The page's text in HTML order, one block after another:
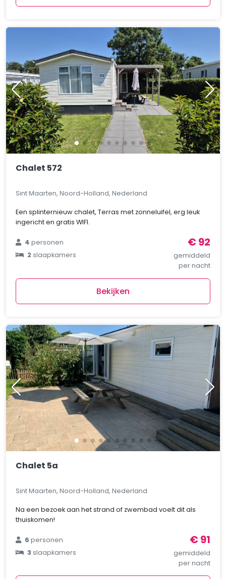
Chalet 572
Sint Maarten, Noord-Holland, Nederland
Een splinternieuw chalet, Terras met zonneluifel, erg leuk
ingericht en gratis WIFI.
4personen
2slaapkamers
€ 92
gemiddeld
per nacht
Bekijken
Chalet 5a
Sint Maarten, Noord-Holland, Nederland
Na een bezoek aan het strand of zwembad voelt dit als
thuiskomen!
6personen
3slaapkamers
€ 91
gemiddeld
per nacht